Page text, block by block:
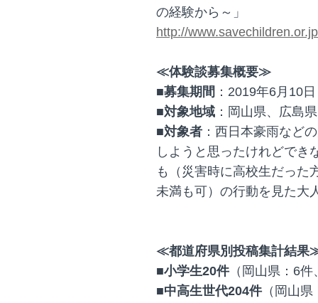
の経験から～」
http://
≪体験談募集概要≫
■募集期間 ：2019年6月10
■対象地域 ：岡山県、広島
■対象者 ：西日本豪雨など
しようと思ったけれどでき
も（災害時に高校生だった
未満も可）の行動を見た大
≪都道府県別投稿集計結果
■小学生20件 （岡山県：6
■中高生世代204件 （岡山